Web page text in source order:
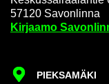
57120 Sa­von­lin­na
Kir­jaa­mo
PIEK­SA­MÄ­KI